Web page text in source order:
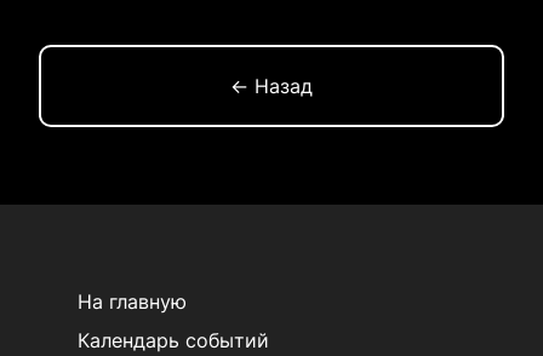
← Назад
На главную
Календарь событий